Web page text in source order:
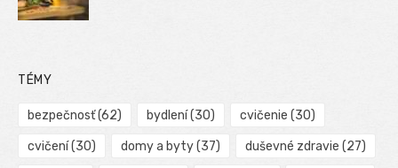
TÉMY
bezpečnosť(62) bydlení(30) cvičenie (30)
cvičení(30) domy a byty(37) duševné zdravie (27)